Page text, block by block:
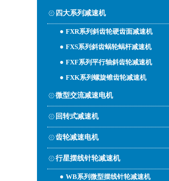
四大系列减速机
FXR系列斜齿轮硬齿面减速机
FXS系列斜齿蜗轮蜗杆减速机
FXF系列平行轴斜齿轮减速机
FXK系列螺旋锥齿轮减速机
微型交流减速电机
回转式减速机
齿轮减速电机
行星摆线针轮减速机
WB系列微型摆线针轮减速机